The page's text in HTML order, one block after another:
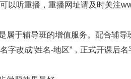
以听重播，重播网址请及时关注
属于辅导班的增值服务。配合辅
字改成“姓名-地区”，正式开课后名